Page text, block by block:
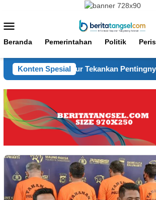
konten
Mobile
Beranda Pemerintahan Politik
Konten Spesial
Cianjur Tekankan Pentingnya